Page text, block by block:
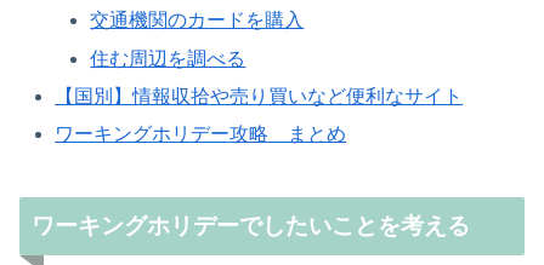
交通機関のカードを購入
住む周辺を調べる
【国別】情報収拾や売り買いなど便利なサイト
ワーキングホリデー攻略 まとめ
ワーキングホリデーでしたいことを考える